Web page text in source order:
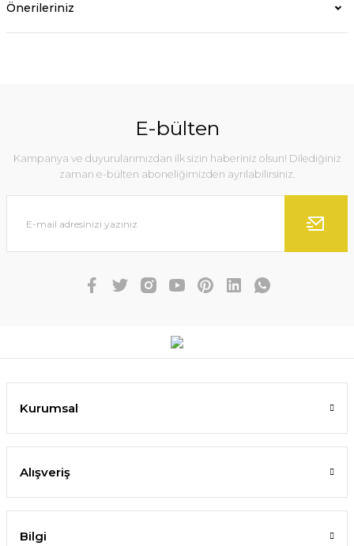
Önerileriniz
E-bülten
Kampanya ve duyurularımızdan ilk sizin haberiniz olsun! Dilediğiniz
zaman e-bülten aboneliğimizden ayrılabilirsiniz.
Kurumsal
Alışveriş
Bilgi